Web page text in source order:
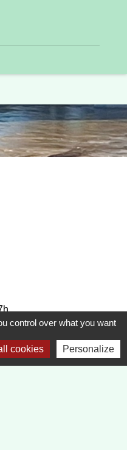
16h.
control over what you want
cookies Personalize